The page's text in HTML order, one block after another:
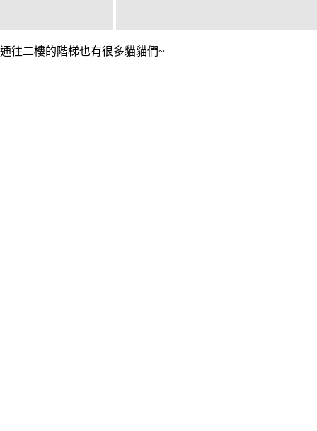
通往二樓的階梯也有很多貓貓們~